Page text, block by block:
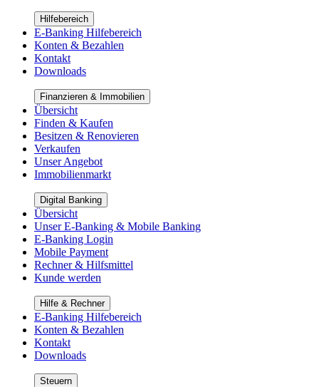
Hilfebereich
E-Banking Hilfebereich
Konten & Bezahlen
Kontakt
Downloads
Finanzieren & Immobilien
Übersicht
Finden & Kaufen
Besitzen & Renovieren
Verkaufen
Unser Angebot
Immobilienmarkt
Digital Banking
Übersicht
Unser E-Banking & Mobile Banking
E-Banking Login
Mobile Payment
Rechner & Hilfsmittel
Kunde werden
Hilfe & Rechner
E-Banking Hilfebereich
Konten & Bezahlen
Kontakt
Downloads
Steuern